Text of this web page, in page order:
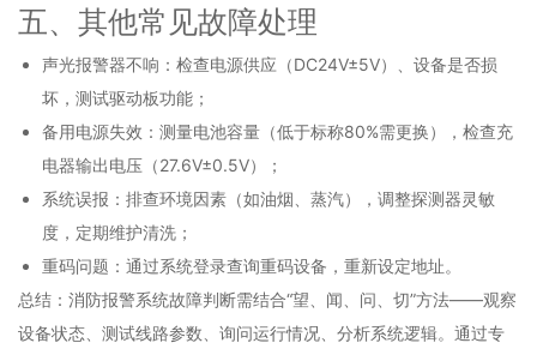
五、其他常见故障处理
声光报警器不响：检查电源供应（DC24V±5V）、设备是否损
坏，测试驱动板功能；
备用电源失效：测量电池容量（低于标称80%需更换），检查充
电器输出电压（27.6V±0.5V）；
系统误报：排查环境因素（如油烟、蒸汽），调整探测器灵敏
度，定期维护清洗；
重码问题：通过系统登录查询重码设备，重新设定地址。
总结：消防报警系统故障判断需结合“望、闻、问、切”方法——观察
设备状态、测试线路参数、询问运行情况、分析系统逻辑。通过专